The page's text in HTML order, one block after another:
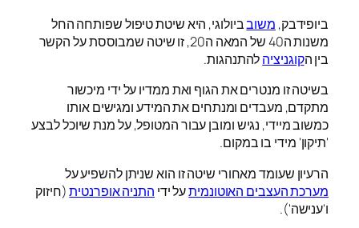
ביופידבק, משובביולוגי, היא שיטת טיפול שפותחה החל
משנות ה40 של המאה ה20, זו שיטה שמבוססת על הקשר
בין הקוגניציהלהתנהגות.
בשיטה זו מנטרים את הגוף ואת ממדיו על ידי מיכשור
מתקדם, מעבדים ומנתחים את המידע ומגישים אותו
כמשוב מיידי, נגיש ומובן עבור המטופל, על מנת שיוכל לבצע
'תיקון' מידי בו במקום.
הרעיון שעומד מאחורי שיטה זו הוא שניתן להשפיע על
מערכת העצבים האוטונמיתעל ידי התניה אופרנטית(חיזוק
ו'ענישה').